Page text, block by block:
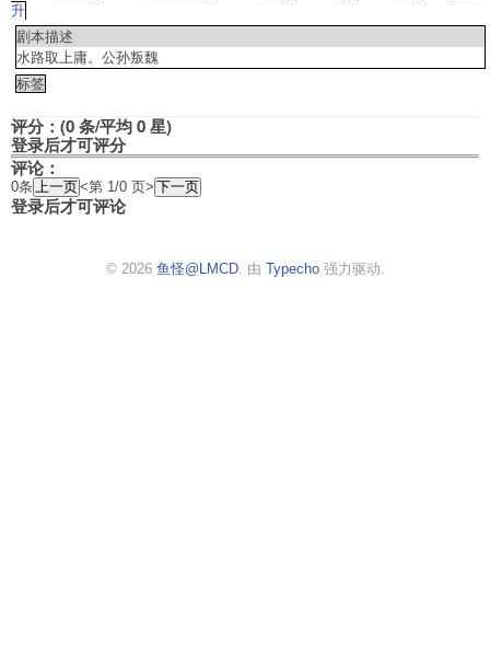
升
剧本描述
水路取上庸。公孙叛魏
标签
评分：(0 条/平均 0 星)
登录后才可评分
评论：
0条 <第 1/0 页>
登录后才可评论
© 2026 鱼怪@LMCD. 由 Typecho强力驱动.